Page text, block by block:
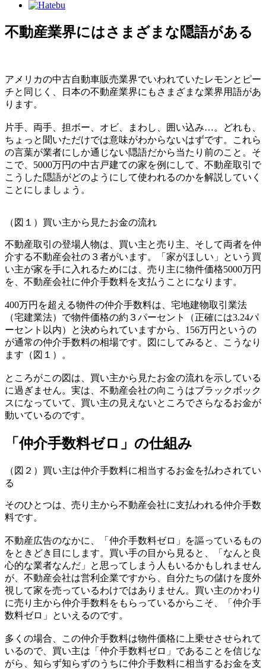
不動産業界にはさまざまな隠語がある
アメリカの中古自動車販売業界でいわれていたレモンとピー
チと同じく、日本の不動産業界にもさまざまな業界用語があ
ります。
片手、両手、担ボー、オビ、まわし、囲い込み…。どれも、
ちょっと聞いただけでは意味がわからないはずです。これら
の言葉が業者にしか通じない隠語だから当たり前のこと。そ
こで、5000万円の中古戸建ての家を例にして、不動産取引で
こうした隠語がどのようにして使われるのかを解説していく
ことにしましょう。
（図１）買い主から見たお金の流れ
不動産取引の登場人物は、買い主と売り主、そして両者を仲
介する不動産会社の３者がいます。「家がほしい」という買
い主が家を手に入れるためには、売り主に物件価格5000万円
を、不動産会社に仲介手数料を支払うことになります。
400万円を超える物件の仲介手数料は、宅地建物取引業法
（宅建業法）で物件価格の約３パーセント（正確には3.24パ
ーセント以内）と決められていますから、156万円というの
が通常の仲介手数料の相場です。図にしてみると、こうなり
ます（図１）。
ところがこの図は、買い主から見たお金の流れを示している
に過ぎません。実は、不動産会社の向こうはブラックボック
スになっていて、買い主の見えないところでさらなるお金が
動いているのです。
「仲介手数料ゼロ」の仕組み
（図２）買い主は仲介手数料に相当するお金を払わされてい
る
そのひとつは、売り主から不動産会社に支払われる仲介手数
料です。
不動産広告のなかに、「仲介手数料ゼロ」を謳っているもの
をときどき目にします。買い手の目から見ると、「なんと良
心的な業者なんだ」と思ってしまう人もいるかもしれません
が、不動産会社は営利企業ですから、自分たちの儲けを度外
視して家を売っているわけではありません。買い主のかわり
に売り主から仲介手数料をもらっているからこそ、「仲介手
数料ゼロ」といえるのです。
多くの場合、この仲介手数料は物件価格に上乗せさせられて
いるので、買い主は「仲介手数料ゼロ」であることを信じな
がら、知らず知らずのうちに仲介手数料に相当するお金を支